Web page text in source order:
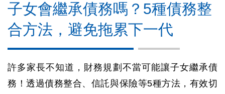
子女會繼承債務嗎？5種債務整
合方法，避免拖累下一代
許多家長不知道，財務規劃不當可能讓子女繼承債
務！透過債務整合、信託與保險等5種方法，有效切